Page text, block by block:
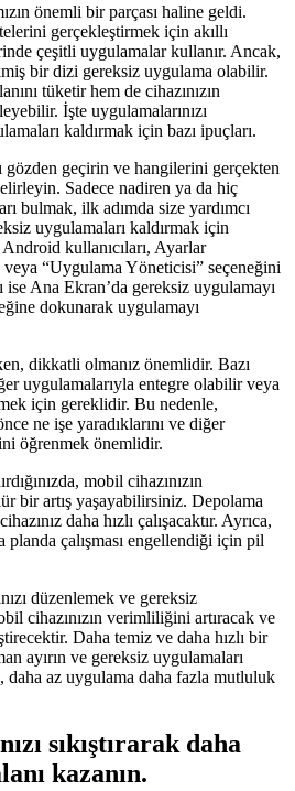
önemli bir parçası haline geldi.
gerçekleştirmek için akıllı
çeşitli uygulamalar kullanır. Ancak,
bir dizi gereksiz uygulama olabilir.
tüketir hem de cihazınızın
İşte uygulamalarınızı
kaldırmak için bazı ipuçları.
gözden geçirin ve hangilerini gerçekten
Sadece nadiren ya da hiç
bulmak, ilk adımda size yardımcı
uygulamaları kaldırmak için
Android kullanıcıları, Ayarlar
“Uygulama Yöneticisi” seçeneğini
ise Ana Ekran’da gereksiz uygulamayı
dokunarak uygulamayı
dikkatli olmanız önemlidir. Bazı
uygulamalarıyla entegre olabilir veya
için gereklidir. Bu nedenle,
ne işe yaradıklarını ve diğer
öğrenmek önemlidir.
mobil cihazınızın
bir artış yaşayabilirsiniz. Depolama
daha hızlı çalışacaktır. Ayrıca,
planda çalışması engellendiği için pil
düzenlemek ve gereksiz
cihazınızın verimliliğini artıracak ve
Daha temiz ve daha hızlı bir
ayırın ve gereksiz uygulamaları
daha az uygulama daha fazla mutluluk
sıkıştırarak daha
kazanın.